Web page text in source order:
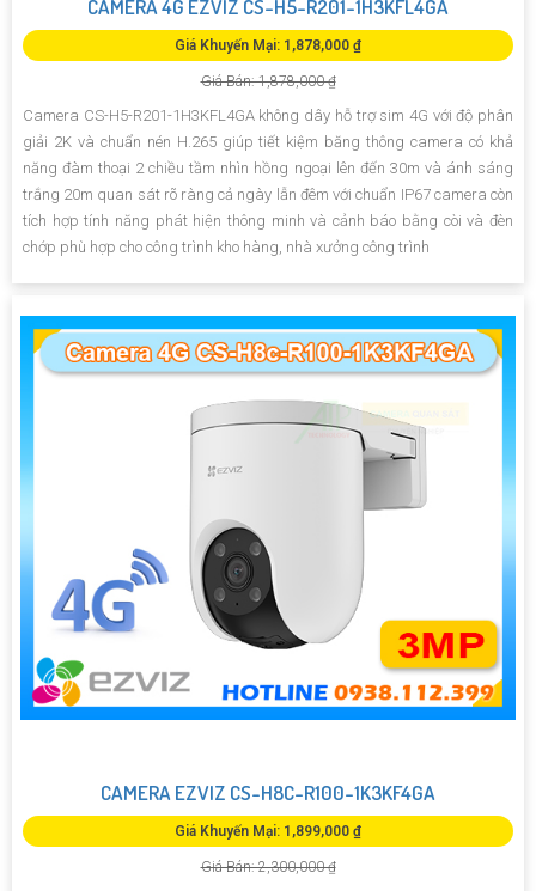
CAMERA 4G EZVIZ CS-H5-R201-1H3KFL4GA
Giá Khuyến Mại: 1,878,000 ₫
Giá Bán: 1,878,000 ₫
Camera CS-H5-R201-1H3KFL4GA không dây hỗ trợ sim 4G với độ phân
giải 2K và chuẩn nén H.265 giúp tiết kiệm băng thông camera có khả
năng đàm thoại 2 chiều tầm nhìn hồng ngoại lên đến 30m và ánh sáng
trắng 20m quan sát rõ ràng cả ngày lẫn đêm với chuẩn IP67 camera còn
tích hợp tính năng phát hiện thông minh và cảnh báo bằng còi và đèn
chớp phù hợp cho công trình kho hàng, nhà xưởng công trình
CAMERA EZVIZ CS-H8C-R100-1K3KF4GA
Giá Khuyến Mại: 1,899,000 ₫
Giá Bán: 2,300,000 ₫